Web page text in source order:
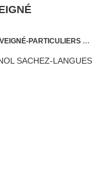
enfants à partir du CE1 - cours d'espagnol - "SACHEZ-LANGUES" SITE RECOMMANDÉ